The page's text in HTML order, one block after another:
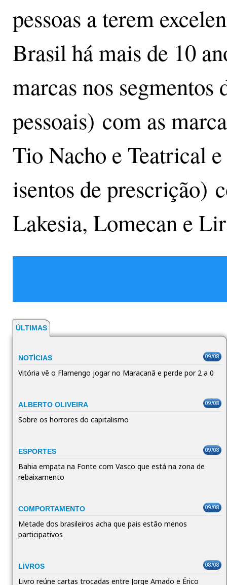
pessoas a terem
Brasil há mais de 10
marcas nos
pessoais) com as
Tio Nacho e Teatrical
isentos de prescrição)
Lakesia, Lomecan e
ÚLTIMAS
NOTÍCIAS 09/08
Vitória vê o Flamengo jogar no Maracanã e perde por 2 a 0
ALBERTO OLIVEIRA 09/08
Sobre os horrores do capitalismo
ESPORTES 09/08
Bahia empata na Fonte com Vasco que está na zona de
rebaixamento
COMPORTAMENTO 09/08
Metade dos brasileiros acha que pais estão menos
participativos
LIVROS 08/08
Livro reúne cartas trocadas entre Jorge Amado e Érico